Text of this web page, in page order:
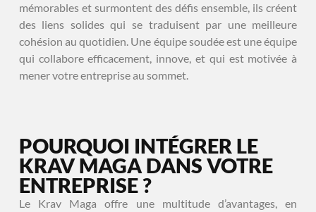
mémorables et surmontent des défis ensemble, ils créent
des liens solides qui se traduisent par une meilleure
cohésion au quotidien. Une équipe soudée est une équipe
qui collabore efficacement, innove, et qui est motivée à
mener votre entreprise au sommet.
POURQUOI INTÉGRER LE
KRAV MAGA DANS VOTRE
ENTREPRISE ?
Le Krav Maga offre une multitude d’avantages, en